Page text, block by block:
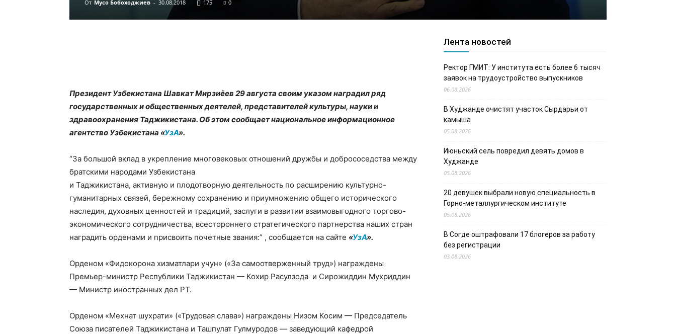
От Мусо Бобоходжиев - 30.08.2018 175 0
Президент Узбекистана Шавкат Мирзиёев 29 августа своим указом наградил ряд
государственных и общественных деятелей, представителей культуры, науки и
здравоохранения Таджикистана. Об этом сообщает национальное информационное
агентство Узбекистана «УзА».
“За большой вклад в укрепление многовековых отношений дружбы и добрососедства между
братскими народами Узбекистана
и Таджикистана, активную и плодотворную деятельность по расширению культурно-
гуманитарных связей, бережному сохранению и приумножению общего исторического
наследия, духовных ценностей и традиций, заслуги в развитии взаимовыгодного торгово-
экономического сотрудничества, всестороннего стратегического партнерства наших стран
наградить орденами и присвоить почетные звания:” , сообщается на сайте «УзА».
Орденом «Фидокорона хизматлари учун» («За самоотверженный труд») награждены
Премьер-министр Республики Таджикистан — Кохир Расулзода и Сирожиддин Мухриддин
— Министр иностранных дел РТ.
Орденом «Мехнат шухрати» («Трудовая слава») награждены Низом Косим — Председатель
Союза писателей Таджикистана и Ташпулат Гулмуродов — заведующий кафедрой
Лента новостей
Ректор ГМИТ: У института есть более 6 тысяч
заявок на трудоустройство выпускников
06.08.2026
В Худжанде очистят участок Сырдарьи от
камыша
05.08.2026
Июньский сель повредил девять домов в
Худжанде
05.08.2026
20 девушек выбрали новую специальность в
Горно-металлургическом институте
05.08.2026
В Согде оштрафовали 17 блогеров за работу
без регистрации
03.08.2026